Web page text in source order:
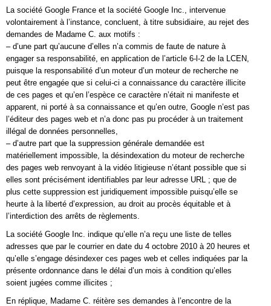
La société Google France et la société Google Inc., intervenue
volontairement à l’instance, concluent, à titre subsidiaire, au rejet des
demandes de Madame C. aux motifs :
– d’une part qu’aucune d’elles n’a commis de faute de nature à
engager sa responsabilité, en application de l’article 6-l-2 de la LCEN,
puisque la responsabilité d’un moteur d’un moteur de recherche ne
peut être engagée que si celui-ci a connaissance du caractère illicite
de ces pages et qu’en l’espèce ce caractère n’était ni manifeste et
apparent, ni porté à sa connaissance et qu’en outre, Google n’est pas
l’éditeur des pages web et n’a donc pas pu procéder à un traitement
illégal de données personnelles,
– d’autre part que la suppression générale demandée est
matériellement impossible, la désindexation du moteur de recherche
des pages web renvoyant à la vidéo litigieuse n’étant possible que si
elles sont précisément identifiables par leur adresse URL ; que de
plus cette suppression est juridiquement impossible puisqu’elle se
heurte à la liberté d’expression, au droit au procès équitable et à
l’interdiction des arrêts de règlements.
La société Google Inc. indique qu’elle n’a reçu une liste de telles
adresses que par le courrier en date du 4 octobre 2010 à 20 heures et
qu’elle s’engage désindexer ces pages web et celles indiquées par la
présente ordonnance dans le délai d’un mois à condition qu’elles
soient jugées comme illicites ;
En réplique, Madame C. réitère ses demandes à l’encontre de la